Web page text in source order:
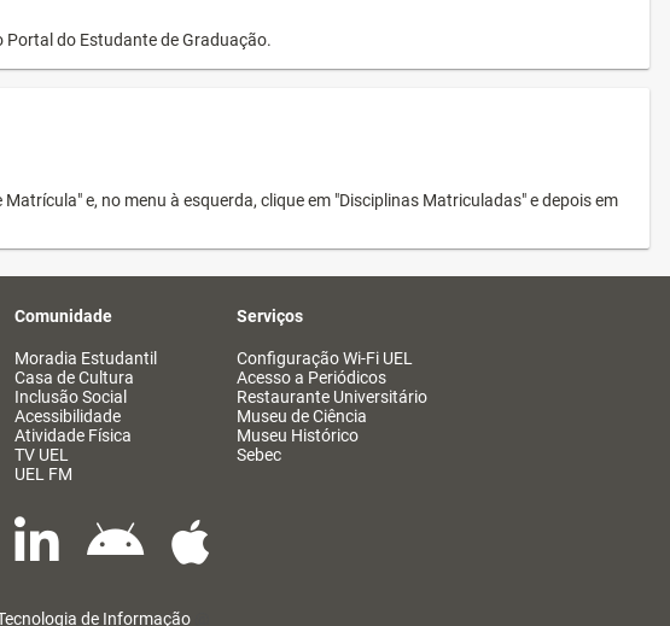
do Estudante de Graduação.
e, no menu à esquerda, clique em "Disciplinas Matriculadas" e depois em
Comunidade
Moradia Estudantil
Casa de Cultura
Inclusão Social
Acessibilidade
Atividade Física
TV UEL
UEL FM
Serviços
Configuração Wi-Fi UEL
Acesso a Periódicos
Restaurante Universitário
Museu de Ciência
Museu Histórico
Sebec
de Informação